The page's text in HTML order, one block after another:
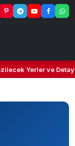
Yerler ve